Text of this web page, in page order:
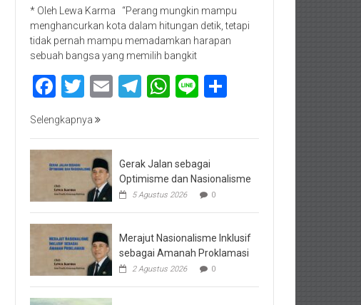
* Oleh Lewa Karma “Perang mungkin mampu
menghancurkan kota dalam hitungan detik, tetapi
tidak pernah mampu memadamkan harapan
sebuah bangsa yang memilih bangkit
Facebook
Twitter
EmailTelegram
WhatsApp
Line
Selengkapnya
Gerak Jalan sebagai
Optimisme dan Nasionalisme
5 Agustus 2026 0
Merajut Nasionalisme Inklusif
sebagai Amanah Proklamasi
2 Agustus 2026 0